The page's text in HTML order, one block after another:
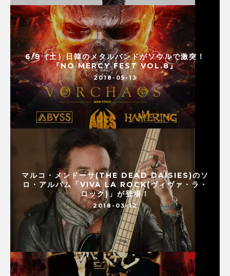
6/9（土）日韓のメタルバンドがソウルで激突！
『NO MERCY FEST VOL.8』
2018-05-13
マルコ・メンドーサ(THE DEAD DAISIES)のソ
ロ・アルバム「VIVA LA ROCK(ヴィヴァ・ラ・
ロック)」が登場！
2018-03-12